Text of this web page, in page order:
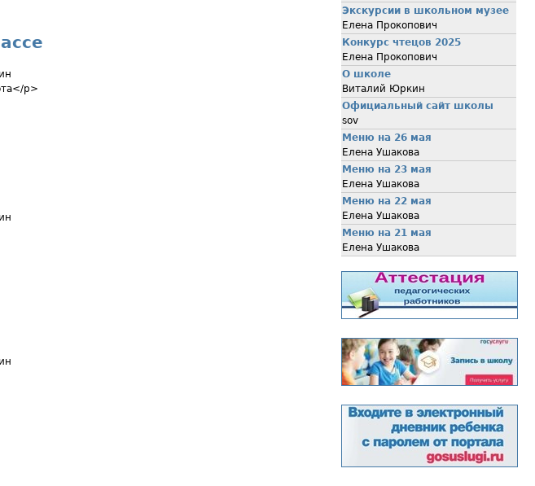
p>
Экскурсии в школьном музее
Елена Прокопович
Конкурс чтецов 2025
Елена Прокопович
О школе
Виталий Юркин
Официальный сайт школы
sov
Меню на 26 мая
Елена Ушакова
Меню на 23 мая
Елена Ушакова
Меню на 22 мая
Елена Ушакова
Меню на 21 мая
Елена Ушакова